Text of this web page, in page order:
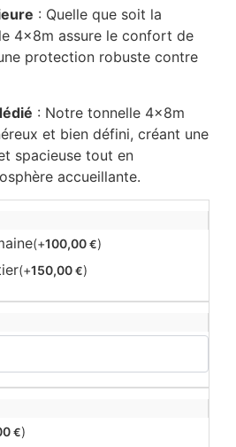
: Quelle que soit la
4x8m assure le confort de
protection robuste contre
: Notre tonnelle 4x8m
et bien défini, créant une
spacieuse tout en
accueillante.
(+100,00 €)
(+150,00 €)
€)